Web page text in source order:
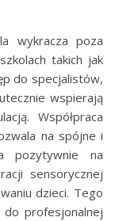
wykracza poza
takich jak
do specjalistów,
wspierają
Współpraca
na spójne i
pozytywnie na
sensorycznej
dzieci. Tego
profesjonalnej